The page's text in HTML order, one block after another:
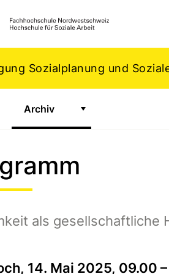
Sozialplanung und
Archiv
als gesellschaftliche
14. Mai 2025, 09.00